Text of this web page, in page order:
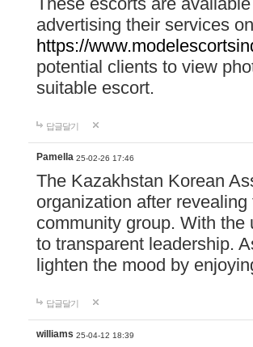
advertising their services
https://
potential clients to view
suitable escort.
답글달기
Pamella 25-02-26 17:46
The Kazakhstan Korean
organization after
community group. With
to transparent leadership.
lighten the mood by
답글달기
williams 25-04-12 18:39